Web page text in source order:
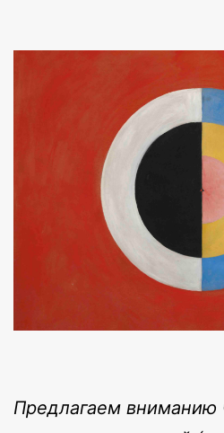
Предлагаем вниманию